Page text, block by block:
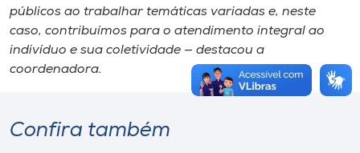
públicos ao trabalhar temáticas variadas e, neste
caso, contribuímos para o atendimento integral ao
indivíduo e sua coletividade — destacou a
coordenadora.
Confira também